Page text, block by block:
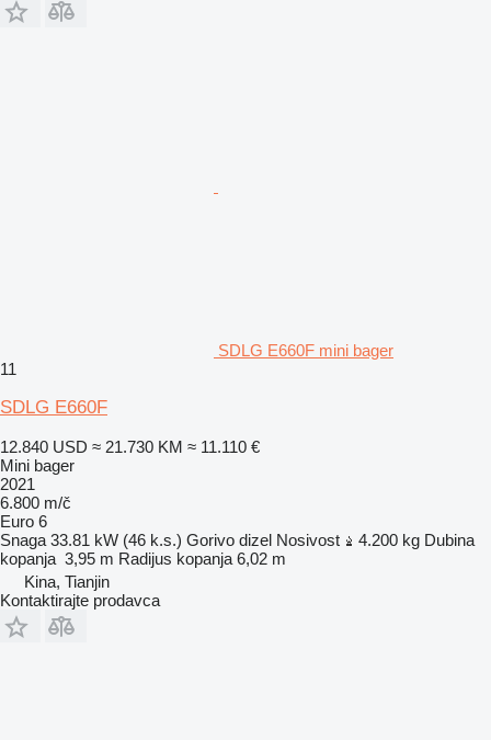
SDLG E660F mini bager
11
SDLG E660F
12.840 USD ≈ 21.730 KM ≈ 11.110 €
Mini bager
2021
6.800 m/č
Euro 6
Snaga 33.81 kW (46 k.s.) Gorivo dizel Nosivost 4.200 kg Dubina
kopanja 3,95 m Radijus kopanja 6,02 m
Kina, Tianjin
Kontaktirajte prodavca